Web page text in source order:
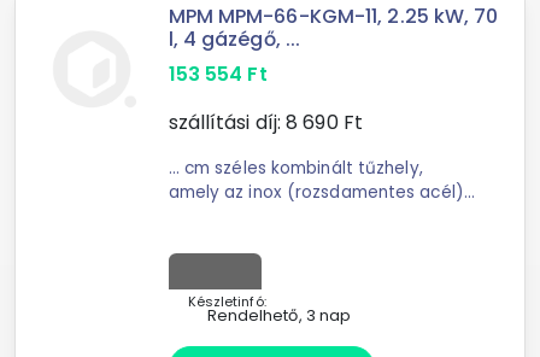
MPM MPM-66-KGM-11, 2.25 kW, 70
l, 4 gázégő, ...
153 554 Ft
szállítási díj: 8 690Ft
... cm széles kombinált tűzhely,
amely az inox (rozsdamentes acél)
kapacitású elektromos ...
Készletinfó:
Rendelhető, 3 nap